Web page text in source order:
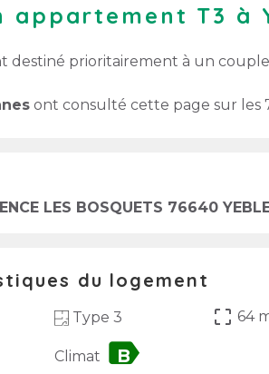
appartement T3 à
destiné prioritairement à un
ont consulté cette page sur les
LES BOSQUETS 76640
du logement
Type 3 crop_free 64
Climat label